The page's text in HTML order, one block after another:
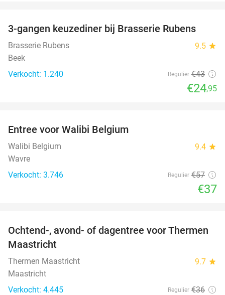
42%
3-gangen keuzediner bij Brasserie Rubens
Brasserie Rubens 9.5 star
Beek
Verkocht: 1.240
Regulier €43
€24,95
Entree voor Walibi Belgium
Walibi Belgium 9.4 star
Wavre
Verkocht: 3.746
Regulier €57
€37
25%
Ochtend-, avond- of dagentree voor Thermen
Maastricht
Thermen Maastricht 9.7 star
Maastricht
Verkocht: 4.445
Regulier €36